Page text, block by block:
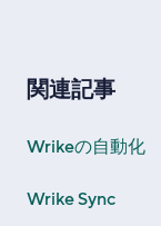
関連記事
Wrikeの自動化
Wrike Sync